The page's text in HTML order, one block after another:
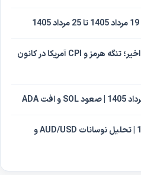
اصلاح قیمت طلا پس از جهش اخیر؛ تنگه هرمز و CPI آمریکا در کانون
بازار فارکس امروز 19 مرداد 1405 | تحلیل نوسانات AUD/USD و